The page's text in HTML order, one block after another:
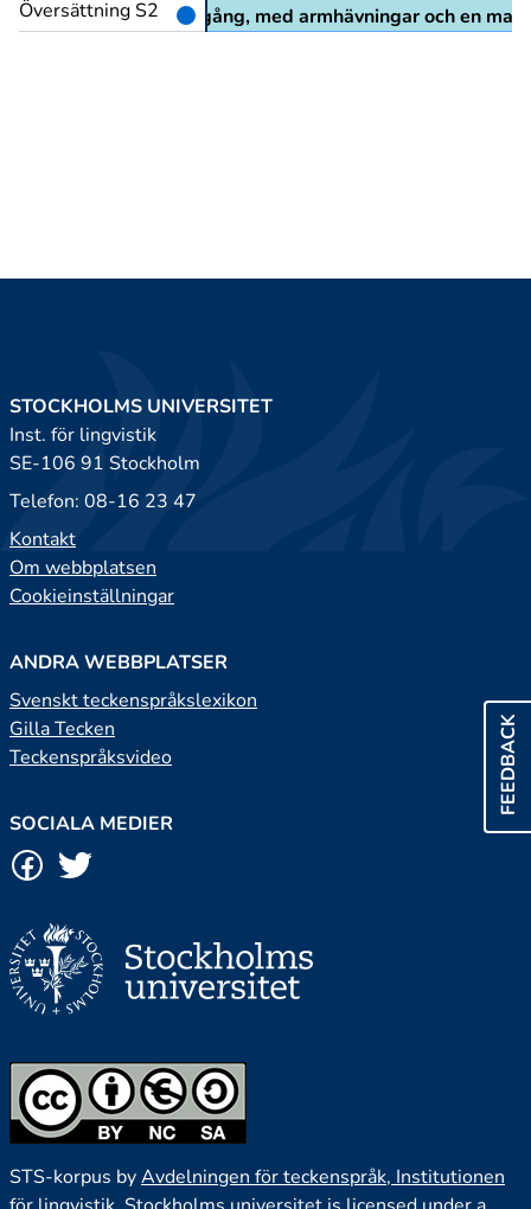
Översättning S2
en halv timma per gång, med armhävningar och en
FEEDBACK
STOCKHOLMS UNIVERSITET
Inst. för lingvistik
SE-106 91 Stockholm
Telefon: 08-16 23 47
Kontakt
Om webbplatsen
Cookieinställningar
ANDRA WEBBPLATSER
Svenskt teckenspråkslexikon
Gilla Tecken
Teckenspråksvideo
SOCIALA MEDIER
STS-korpus byAvdelningen för teckenspråk, Institutionen